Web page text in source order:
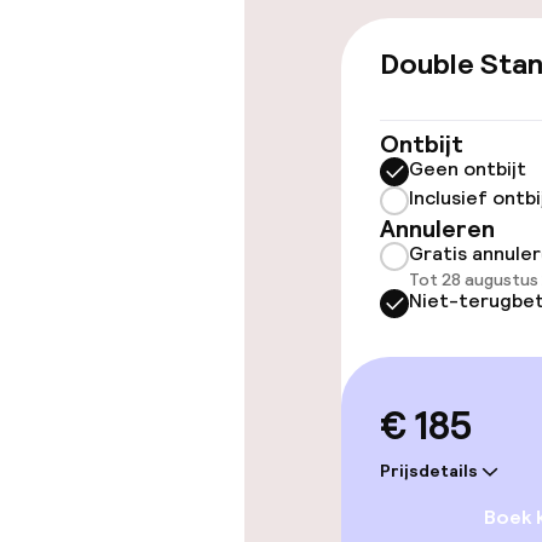
Overal
Lift
Zwemmen &
Privé
Zoetwater
Ligstoelen
Entertainment
Double
Ontbijt
Geen ontbijt
Inclusief
Annuleren
Gratis
Tot 28 augustus
Niet-
€ 185
Prijsdetails
Boek